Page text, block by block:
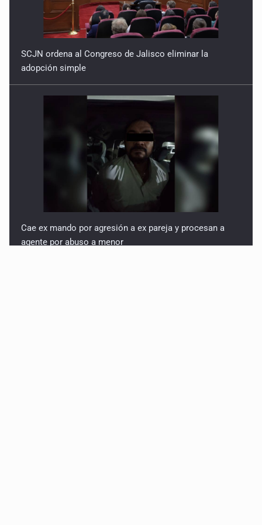
SCJN ordena al Congreso de Jalisco eliminar la
adopción simple
Cae ex mando por agresión a ex pareja y procesan a
agente por abuso a menor